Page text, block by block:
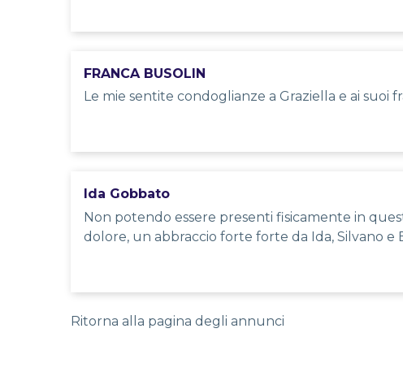
FRANCA BUSOLIN
Le mie sentite condoglianze a Graziella e ai suoi
Ida Gobbato
Non potendo essere presenti fisicamente in
dolore, un abbraccio forte forte da Ida, Silvano e
Ritorna alla pagina degli annunci